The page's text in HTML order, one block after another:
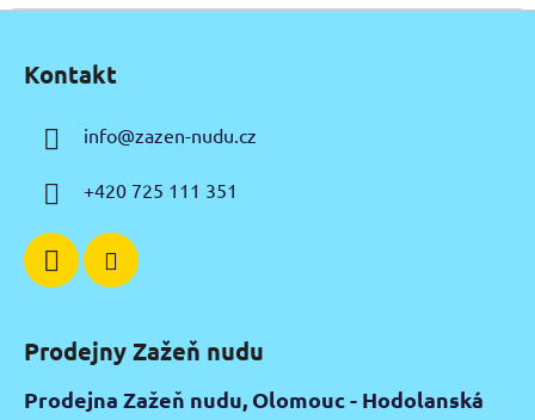
Kontakt
info@zazen-nudu.cz
+420 725 111 351
Prodejny Zažeň nudu
Prodejna Zažeň nudu, Olomouc - Hodolanská